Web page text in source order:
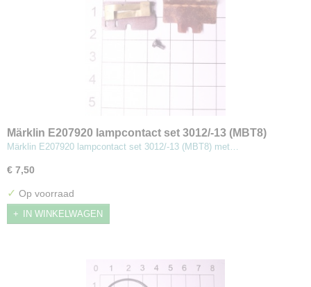
Märklin E207920 lampcontact set 3012/-13 (MBT8)
Märklin E207920 lampcontact set 3012/-13 (MBT8) met…
€ 7,50
✓ Op voorraad
IN WINKELWAGEN